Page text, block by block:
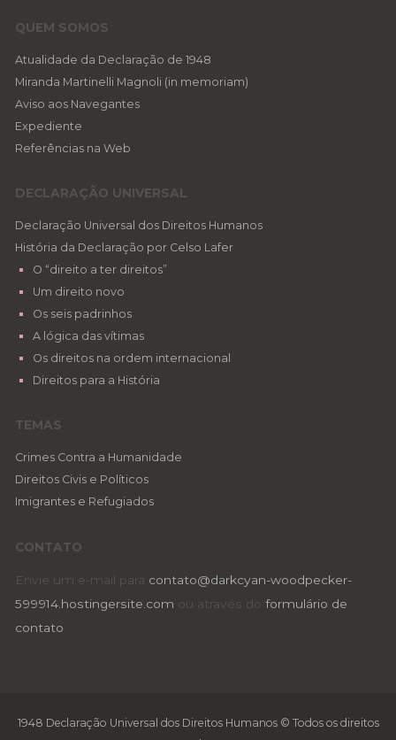
QUEM SOMOS
Atualidade da Declaração de 1948
Miranda Martinelli Magnoli (in memoriam)
Aviso aos Navegantes
Expediente
Referências na Web
DECLARAÇÃO UNIVERSAL
Declaração Universal dos Direitos Humanos
História da Declaração por Celso Lafer
O “direito a ter direitos”
Um direito novo
Os seis padrinhos
A lógica das vítimas
Os direitos na ordem internacional
Direitos para a História
TEMAS
Crimes Contra a Humanidade
Direitos Civis e Políticos
Imigrantes e Refugiados
CONTATO
Envie um e-mail para contato@darkcyan-woodpecker-
599914.hostingersite.com ou através do formulário de
contato
1948 Declaração Universal dos Direitos Humanos © Todos os direitos